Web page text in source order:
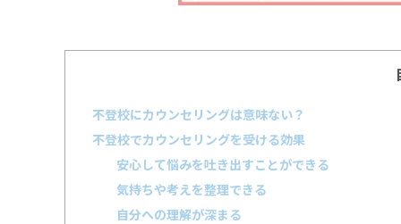
不登校にカウンセリングは意味ない？
不登校でカウンセリングを受ける効果
安心して悩みを吐き出すことができる
気持ちや考えを整理できる
自分への理解が深まる